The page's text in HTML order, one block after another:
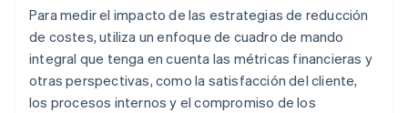
Para medir el impacto de las estrategias de reducción
de costes, utiliza un enfoque de cuadro de mando
integral que tenga en cuenta las métricas financieras y
otras perspectivas, como la satisfacción del cliente,
los procesos internos y el compromiso de los